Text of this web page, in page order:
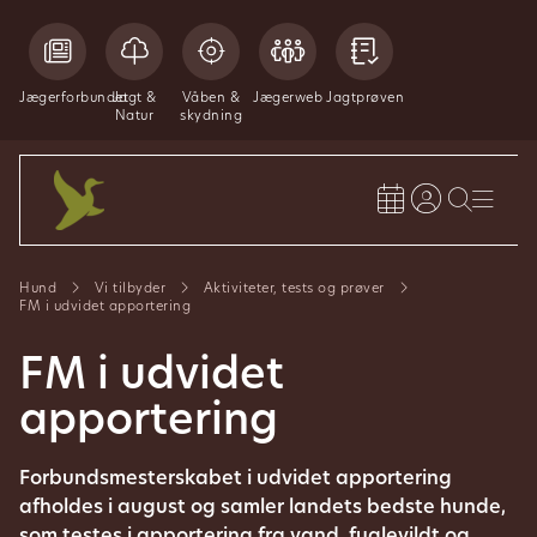
JægerforbundetJagt &
Natur
Våben &
skydning
Jægerweb Jagtprøven
Hund Vi tilbyder
Aktiviteter, tests og prøver
FM i udvidet apportering
FM i udvidet
apportering
Forbundsmesterskabet i udvidet apportering
afholdes i august og samler landets bedste hunde,